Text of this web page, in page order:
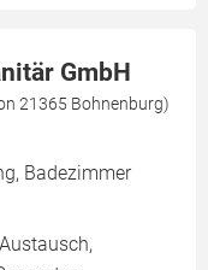
GmbH
21365 Bohnenburg)
Badezimmer